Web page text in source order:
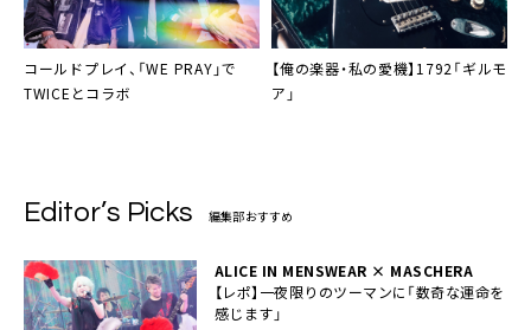
コールドプレイ、「WE PRAY」で
TWICEとコラボ
【俺の楽器・私の愛機】1792「ギルモ
ア」
Editor’s Picks 編集部おすすめ
ALICE IN MENSWEAR × MASCHERA
【レポ】一夜限りのツーマンに「数奇な運命を
感じます」